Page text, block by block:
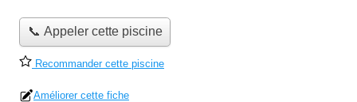
📞 Appeler cette piscine
Recommander cette piscine
Améliorer cette fiche